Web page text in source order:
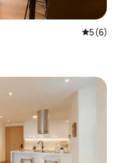
औसत रेटिंग
5 (6)